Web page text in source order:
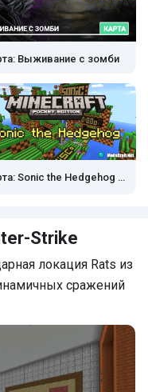
Выживание c зомби
Карта: Sonic the Hedgehog [Паркур]
Strike
локация Rats из
сражений